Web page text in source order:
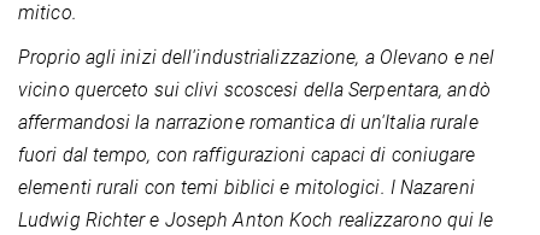
mitico.
Proprio agli inizi dell'industrializzazione, a Olevano e nel
vicino querceto sui clivi scoscesi della Serpentara, andò
affermandosi la narrazione romantica di un'Italia rurale
fuori dal tempo, con raffigurazioni capaci di coniugare
elementi rurali con temi biblici e mitologici. I Nazareni
Ludwig Richter e Joseph Anton Koch realizzarono qui le